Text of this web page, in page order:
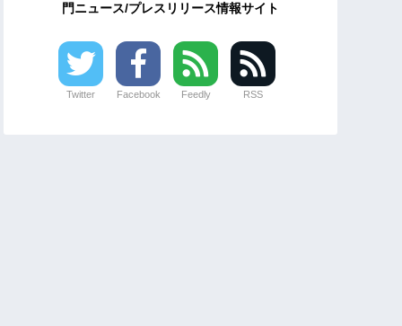
門ニュース/プレスリリース情報サイト
Twitter Facebook Feedly RSS